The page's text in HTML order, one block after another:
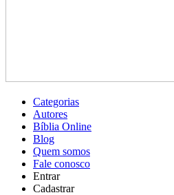
Categorias
Autores
Bíblia Online
Blog
Quem somos
Fale conosco
Entrar
Cadastrar